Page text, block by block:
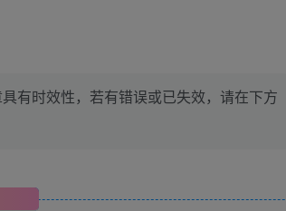
有时效性，若有错误或已失效，请在下方